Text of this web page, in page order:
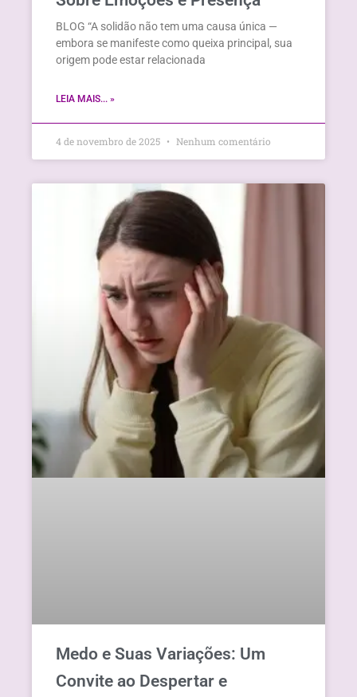
BLOG “A solidão não tem uma causa única —
embora se manifeste como queixa principal, sua
origem pode estar relacionada
LEIA MAIS... »
4 de novembro de 2025 Nenhum comentário
Medo e Suas Variações: Um
Convite ao Despertar e